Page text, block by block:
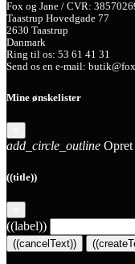
Fox og Jane / CVR:
Taastrup Hovedgade 77
2630 Taastrup
Danmark
Ring til os: 53 61 41 31
Send os en e-mail:
Mine ønskelister
add_circle_outline
((title))
((label))
((cancelText))